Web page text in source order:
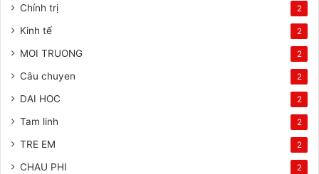
Chính trị 2
Kinh tế 2
MOI TRUONG 2
Câu chuyen 2
DAI HOC 2
Tam linh 2
TRE EM 2
CHAU PHI 2